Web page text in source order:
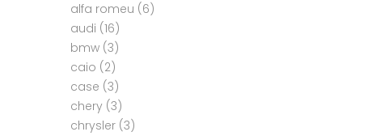
alfa romeu (6)
audi (16)
bmw (3)
caio (2)
case (3)
chery (3)
chrysler (3)